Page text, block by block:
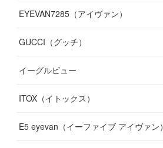
(10)
(11)
12)
(13)
7)
(12)
(12)
11)
(13)
(13)
(10)
13)
(16)
(14)
(17)
EYEVAN7285（アイヴァン）
GUCCI（グッチ）
イーグルビュー
ITOX（イトックス）
E5 eyevan（イーファイブ アイヴァン）